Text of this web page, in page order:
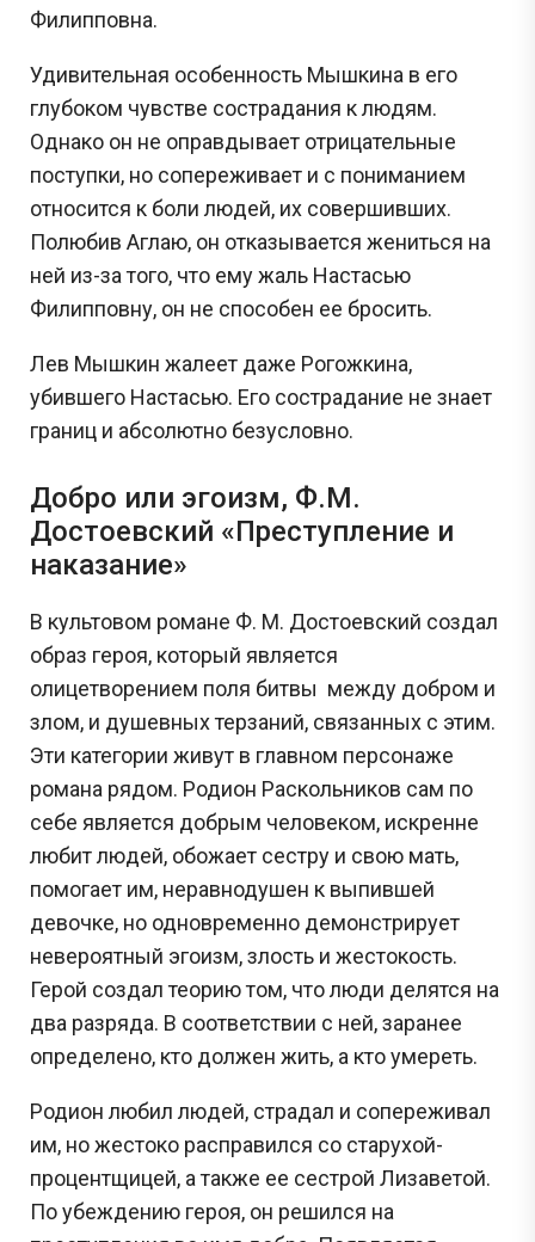
Филипповна.
Удивительная особенность Мышкина в его
глубоком чувстве сострадания к людям.
Однако он не оправдывает отрицательные
поступки, но сопереживает и с пониманием
относится к боли людей, их совершивших.
Полюбив Аглаю, он отказывается жениться на
ней из-за того, что ему жаль Настасью
Филипповну, он не способен ее бросить.
Лев Мышкин жалеет даже Рогожкина,
убившего Настасью. Его сострадание не знает
границ и абсолютно безусловно.
Добро или эгоизм, Ф.М.
Достоевский «Преступление и
наказание»
В культовом романе Ф. М. Достоевский создал
образ героя, который является
олицетворением поля битвы между добром и
злом, и душевных терзаний, связанных с этим.
Эти категории живут в главном персонаже
романа рядом. Родион Раскольников сам по
себе является добрым человеком, искренне
любит людей, обожает сестру и свою мать,
помогает им, неравнодушен к выпившей
девочке, но одновременно демонстрирует
невероятный эгоизм, злость и жестокость.
Герой создал теорию том, что люди делятся на
два разряда. В соответствии с ней, заранее
определено, кто должен жить, а кто умереть.
Родион любил людей, страдал и сопереживал
им, но жестоко расправился со старухой-
процентщицей, а также ее сестрой Лизаветой.
По убеждению героя, он решился на